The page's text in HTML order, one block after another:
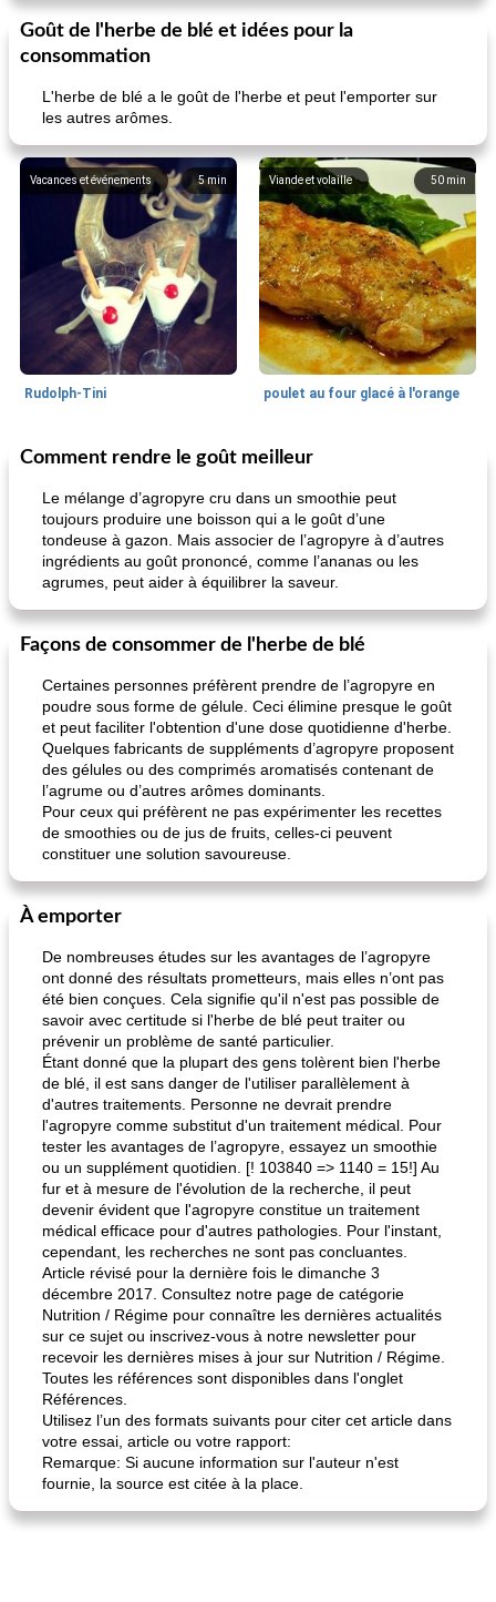
Goût de l'herbe de blé et idées pour la
consommation
L'herbe de blé a le goût de l'herbe et peut l'emporter sur
les autres arômes.
5min
Vacances et événements
Rudolph-Tini
50 min
Viande et volaille
poulet au four glacé à l'orange
10min
Alimentation saine Vacances et événements
Comment rendre le goût meilleur
Le mélange d’agropyre cru dans un smoothie peut
toujours produire une boisson qui a le goût d’une
tondeuse à gazon. Mais associer de l’agropyre à d’autres
ingrédients au goût prononcé, comme l’ananas ou les
agrumes, peut aider à équilibrer la saveur.
Façons de consommer de l'herbe de blé
Certaines personnes préfèrent prendre de l’agropyre en
poudre sous forme de gélule. Ceci élimine presque le goût
et peut faciliter l'obtention d'une dose quotidienne d'herbe.
Quelques fabricants de suppléments d’agropyre proposent
des gélules ou des comprimés aromatisés contenant de
l’agrume ou d’autres arômes dominants.
Pour ceux qui préfèrent ne pas expérimenter les recettes
de smoothies ou de jus de fruits, celles-ci peuvent
constituer une solution savoureuse.
À emporter
De nombreuses études sur les avantages de l’agropyre
ont donné des résultats prometteurs, mais elles n’ont pas
été bien conçues. Cela signifie qu'il n'est pas possible de
savoir avec certitude si l'herbe de blé peut traiter ou
prévenir un problème de santé particulier.
Étant donné que la plupart des gens tolèrent bien l'herbe
de blé, il est sans danger de l'utiliser parallèlement à
d'autres traitements. Personne ne devrait prendre
l'agropyre comme substitut d'un traitement médical. Pour
tester les avantages de l’agropyre, essayez un smoothie
ou un supplément quotidien. [! 103840 => 1140 = 15!] Au
fur et à mesure de l'évolution de la recherche, il peut
devenir évident que l'agropyre constitue un traitement
médical efficace pour d'autres pathologies. Pour l'instant,
cependant, les recherches ne sont pas concluantes.
Article révisé pour la dernière fois le dimanche 3
décembre 2017. Consultez notre page de catégorie
Nutrition / Régime pour connaître les dernières actualités
sur ce sujet ou inscrivez-vous à notre newsletter pour
recevoir les dernières mises à jour sur Nutrition / Régime.
Toutes les références sont disponibles dans l'onglet
Références.
Utilisez l’un des formats suivants pour citer cet article dans
votre essai, article ou votre rapport:
Remarque: Si aucune information sur l'auteur n'est
fournie, la source est citée à la place.